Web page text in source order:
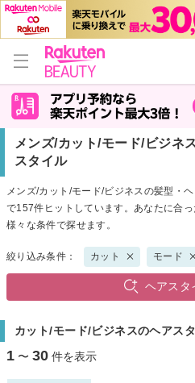
メンズ/カット/モード/ビジネ
スタイル
メンズ/カット/モード/ビジネスの髪型・
で157件ヒットしています。あなたに合
様々な条件で探せます。
絞り込み条件： カット モード
ヘアスタ
カット/モード/ビジネスのヘアス
1 〜 30 件を表示